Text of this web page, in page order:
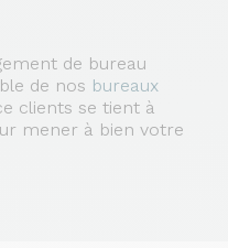
de bureau
de nos bureaux
clients se tient à
mener à bien votre